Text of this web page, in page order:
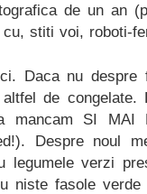
de un an
cu, stiti voi, roboti-
Daca nu despre
de
mancam SI MAI
Despre noul
legumele verzi
niste fasole